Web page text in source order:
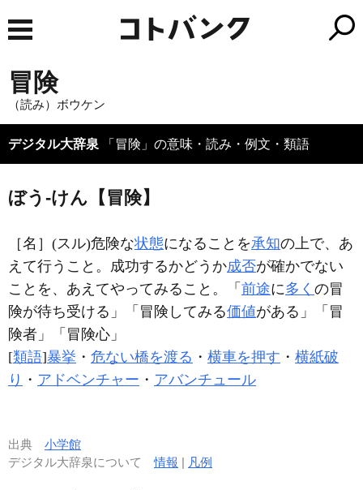
冒険
（読み）ボウケン
デジタル大辞泉 「冒険」の意味・読み・例文・類語
ぼう‐けん【冒険】
［名］ (スル)危険な状態になることを承知の上で、あ
えて行うこと。成功するかどうか成否が確かでない
ことを、あえてやってみること。「 前途に多く の冒
険が待ち受ける」「 冒険 してみる価値がある」「 冒
険者」「 冒険心」
[類語]暴挙 ・ 危ない橋を渡る ・ 横車を押す ・ 横紙破
り ・ アドベンチャー ・ アバンチュール
出典 小学館
デジタル大辞泉について情報 | 凡例